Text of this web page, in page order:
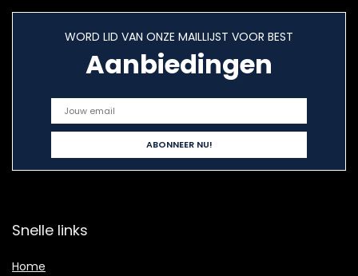
WORD LID VAN ONZE MAILLIJST VOOR BEST
Aanbiedingen
Snelle links
Home